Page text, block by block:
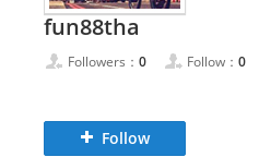
fun88tha
Followers： 0 Follow： 0
Follow